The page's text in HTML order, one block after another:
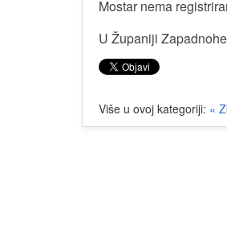
Mostar nema
U Županiji
Više u ovoj kategoriji: «